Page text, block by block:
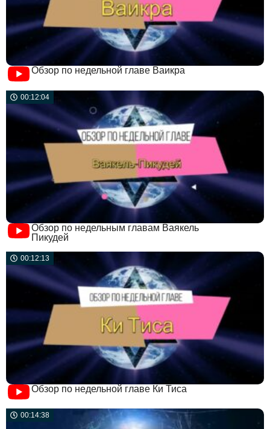
Обзор по недельной главе Ваикра
00:12:04
Обзор по недельным главам Ваякель
Пикудей
00:12:13
Обзор по недельной главе Ки Тиса
00:14:38